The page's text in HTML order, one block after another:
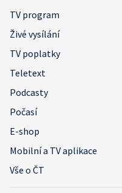
TV program
Živé vysílání
TV poplatky
Teletext
Podcasty
Počasí
E-shop
Mobilní a TV aplikace
Vše o ČT